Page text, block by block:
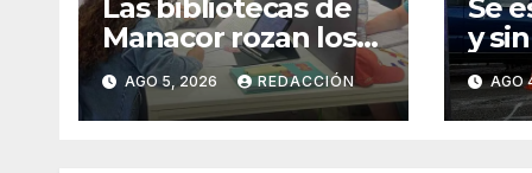
Las bibliotecas de
Manacor rozan los
18.000 usuarios
AGO 5, 2026 REDACCIÓN
Se
y
unAGO